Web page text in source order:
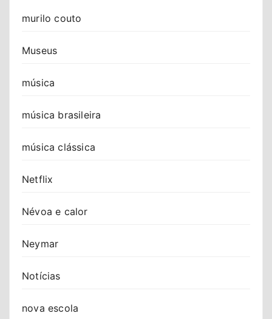
murilo couto
Museus
música
música brasileira
música clássica
Netflix
Névoa e calor
Neymar
Notícias
nova escola